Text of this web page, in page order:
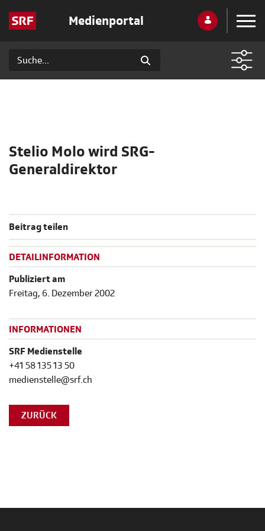
Medienportal
Stelio Molo wird SRG-
Generaldirektor
Beitrag teilen
DETAILINFORMATION
Publiziert am
Freitag, 6. Dezember 2002
INFORMATIONEN
SRF Medienstelle
+41 58 135 13 50
medienstelle@srf.ch
ZURÜCK